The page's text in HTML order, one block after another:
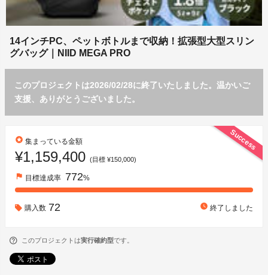
14インチPC、ペットボトルまで収納！拡張型大型スリン
グバッグ｜NIID MEGA PRO
このプロジェクトは2026/02/28に終了いたしました。温かいご
支援、ありがとうございました。
Success
stars 集まっている金額
¥1,159,400 (目標 ¥150,000)
flag 目標達成率 772%
購入数 72 watch_later 終了しました
このプロジェクトは実行確約型です。